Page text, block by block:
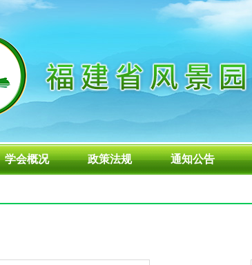
学会概况 政策法规 通知公告